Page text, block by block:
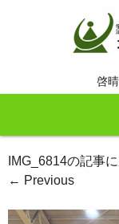
啓
IMG_6814の記事
← Previous